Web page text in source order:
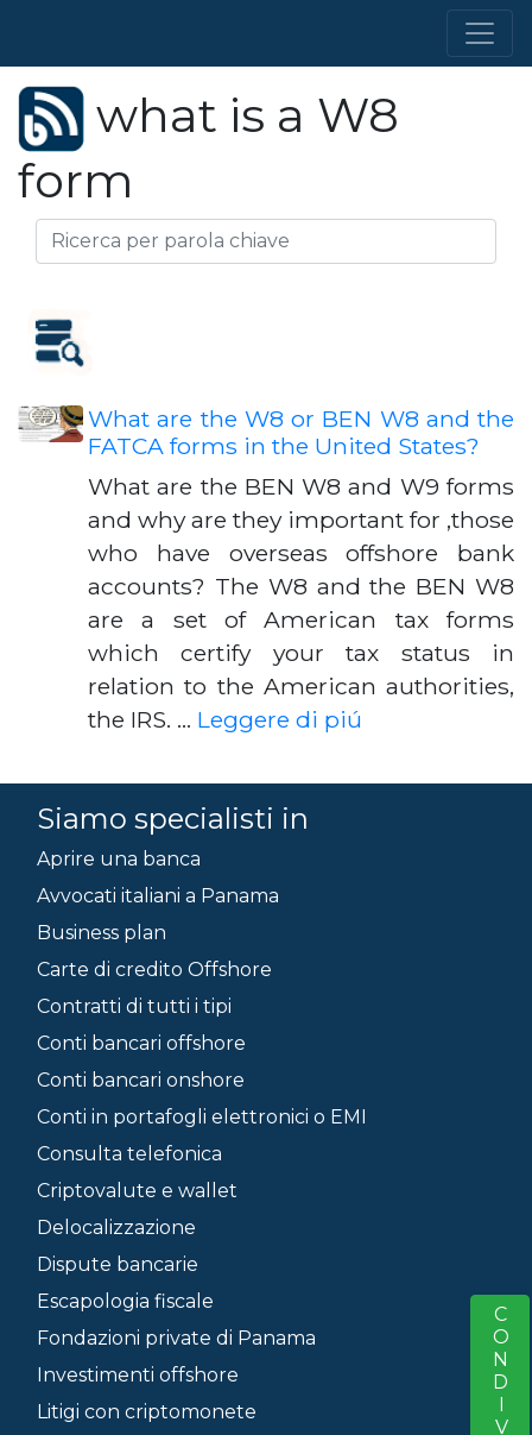
what is a W8
form
What are the W8 or BEN W8 and the
FATCA forms in the United States?
What are the BEN W8 and W9 forms
and why are they important for ,those
who have overseas offshore bank
accounts? The W8 and the BEN W8
are a set of American tax forms
which certify your tax status in
relation to the American authorities,
the IRS. … Leggere di piú
Siamo specialisti in
Aprire una banca
Avvocati italiani a Panama
Business plan
Carte di credito Offshore
Contratti di tutti i tipi
Conti bancari offshore
Conti bancari onshore
Conti in portafogli elettronici o EMI
Consulta telefonica
Criptovalute e wallet
Delocalizzazione
Dispute bancarie
Escapologia fiscale
Fondazioni private di Panama
Investimenti offshore
Litigi con criptomonete